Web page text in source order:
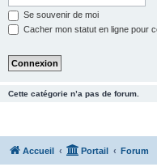
Se souvenir de moi
Cacher mon statut en ligne pour
Cette catégorie n’a pas de forum.
Accueil Portail Forum